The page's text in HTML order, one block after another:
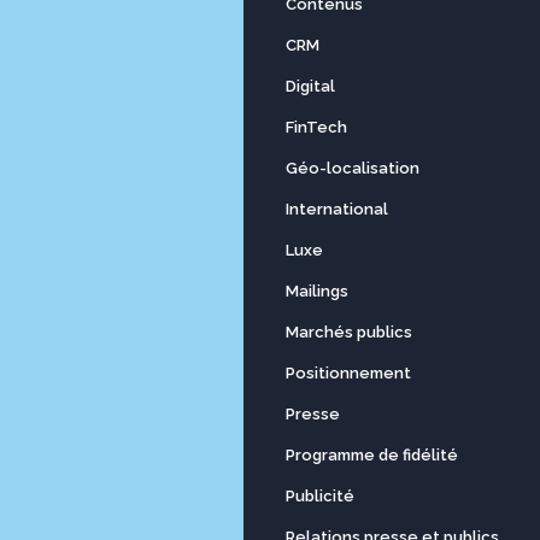
Contenus
CRM
Digital
FinTech
Géo-localisation
International
Luxe
Mailings
Marchés publics
Positionnement
Presse
Programme de fidélité
Publicité